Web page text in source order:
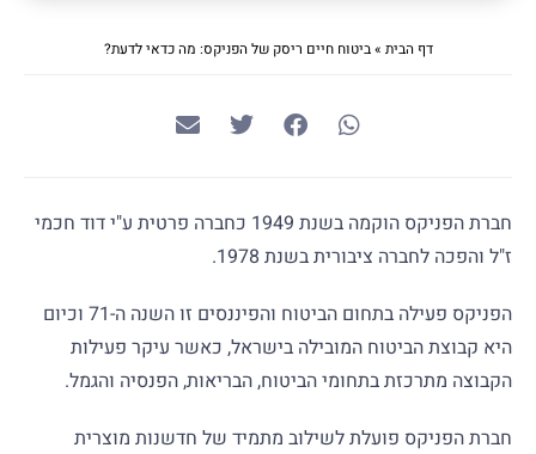
דף הבית »ביטוח חיים ריסק של הפניקס: מה כדאי לדעת?
חברת הפניקס הוקמה בשנת 1949 כחברה פרטית ע"י דוד חכמי
ז"ל והפכה לחברה ציבורית בשנת 1978.
הפניקס פעילה בתחום הביטוח והפיננסים זו השנה ה-71 וכיום
היא קבוצת הביטוח המובילה בישראל, כאשר עיקר פעילות
הקבוצה מתרכזת בתחומי הביטוח, הבריאות, הפנסיה והגמל.
חברת הפניקס פועלת לשילוב מתמיד של חדשנות מוצרית